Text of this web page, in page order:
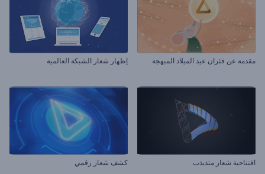
مقدمة عن فئران عيد الميلاد المبهجة إظهار شعار الشبكة العالمية
افتتاحية شعار متذبذب كشف شعار رقمي